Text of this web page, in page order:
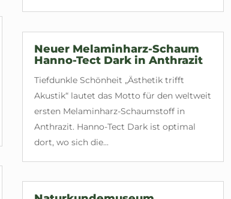
Neuer Melaminharz-Schaum
Hanno-Tect Dark in Anthrazit
Tiefdunkle Schönheit „Ästhetik trifft
Akustik“ lautet das Motto für den weltweit
ersten Melaminharz-Schaumstoff in
Anthrazit. Hanno-Tect Dark ist optimal
dort, wo sich die...